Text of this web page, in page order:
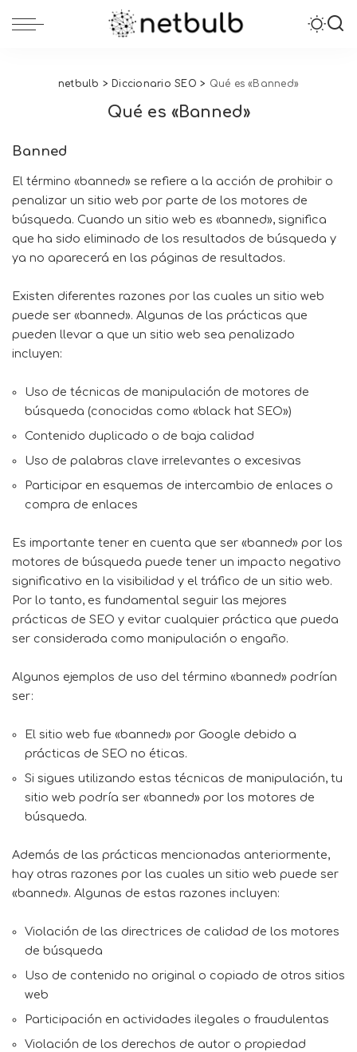
netbulb > Diccionario SEO > Qué es «Banned»
Qué es «Banned»
Banned
El término «banned» se refiere a la acción de prohibir o
penalizar un sitio web por parte de los motores de
búsqueda. Cuando un sitio web es «banned», significa
que ha sido eliminado de los resultados de búsqueda y
ya no aparecerá en las páginas de resultados.
Existen diferentes razones por las cuales un sitio web
puede ser «banned». Algunas de las prácticas que
pueden llevar a que un sitio web sea penalizado
incluyen:
Uso de técnicas de manipulación de motores de
búsqueda (conocidas como «black hat SEO»)
Contenido duplicado o de baja calidad
Uso de palabras clave irrelevantes o excesivas
Participar en esquemas de intercambio de enlaces o
compra de enlaces
Es importante tener en cuenta que ser «banned» por los
motores de búsqueda puede tener un impacto negativo
significativo en la visibilidad y el tráfico de un sitio web.
Por lo tanto, es fundamental seguir las mejores
prácticas de SEO y evitar cualquier práctica que pueda
ser considerada como manipulación o engaño.
Algunos ejemplos de uso del término «banned» podrían
ser:
El sitio web fue «banned» por Google debido a
prácticas de SEO no éticas.
Si sigues utilizando estas técnicas de manipulación, tu
sitio web podría ser «banned» por los motores de
búsqueda.
Además de las prácticas mencionadas anteriormente,
hay otras razones por las cuales un sitio web puede ser
«banned». Algunas de estas razones incluyen:
Violación de las directrices de calidad de los motores
de búsqueda
Uso de contenido no original o copiado de otros sitios
web
Participación en actividades ilegales o fraudulentas
Violación de los derechos de autor o propiedad